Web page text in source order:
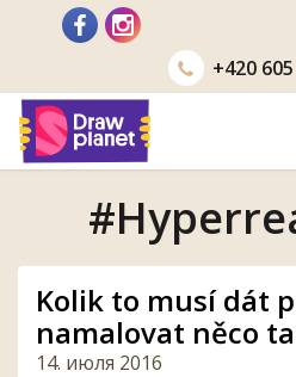
Перейти
+420605
Kolik to musí dát
namalovat něco
14. июля 2016